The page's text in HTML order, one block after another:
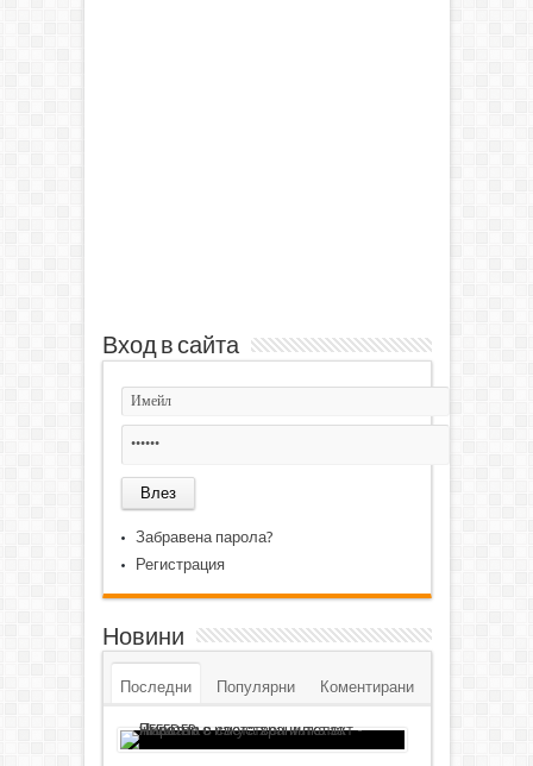
Вход в сайта
Забравена парола?
Регистрация
Новини
Последни Популярни Коментирани